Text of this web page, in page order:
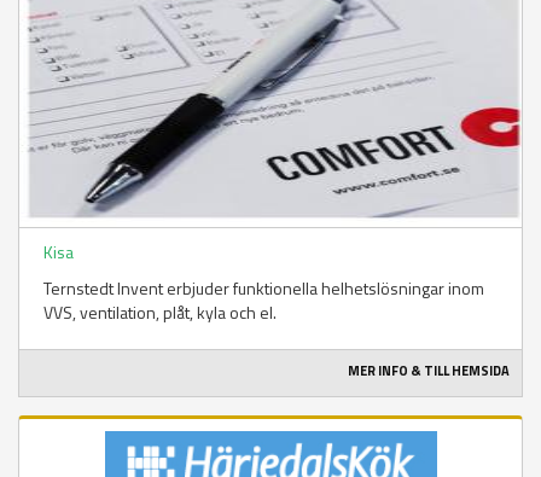
Kisa
Ternstedt Invent erbjuder funktionella helhetslösningar inom
VVS, ventilation, plåt, kyla och el.
MER INFO & TILL HEMSIDA